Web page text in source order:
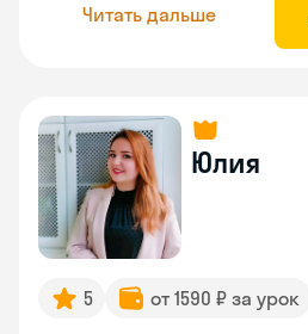
Читать дальше
Юлия
5 от 1590 ₽ за урок